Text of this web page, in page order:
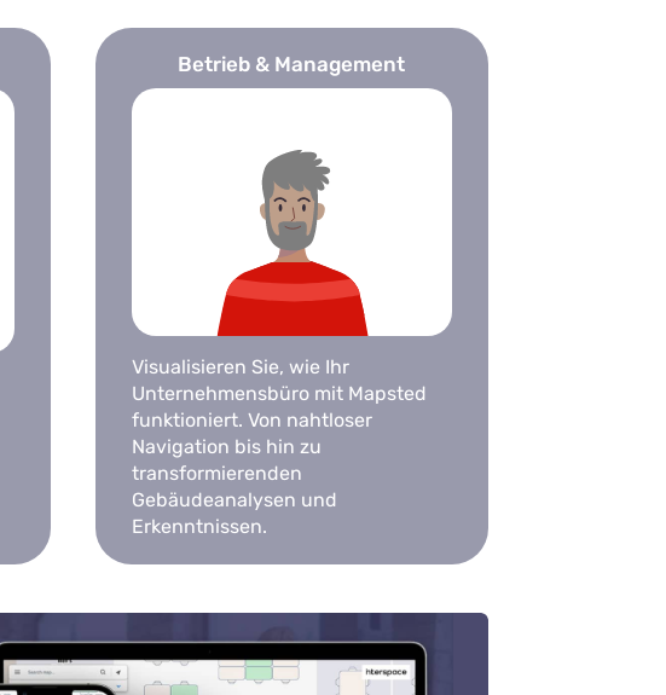
Betrieb & Management
Visualisieren Sie, wie Ihr
Unternehmensbüro mit Mapsted
funktioniert. Von nahtloser
Navigation bis hin zu
transformierenden
Gebäudeanalysen und
Erkenntnissen.